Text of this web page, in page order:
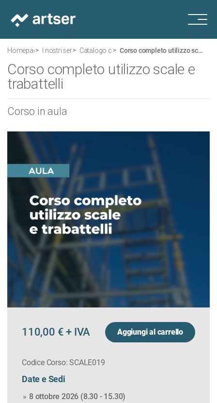
Homepage I nostri serviziCatalogo corsi Corso completo utilizzo scale e trabattelli
Corso completo utilizzo scale e
trabattelli
Corso in aula
110,00 € + IVA Aggiungi al carrello
Codice Corso: SCALE019
Date e Sedi
8 ottobre 2026 (8.30 - 15.30)